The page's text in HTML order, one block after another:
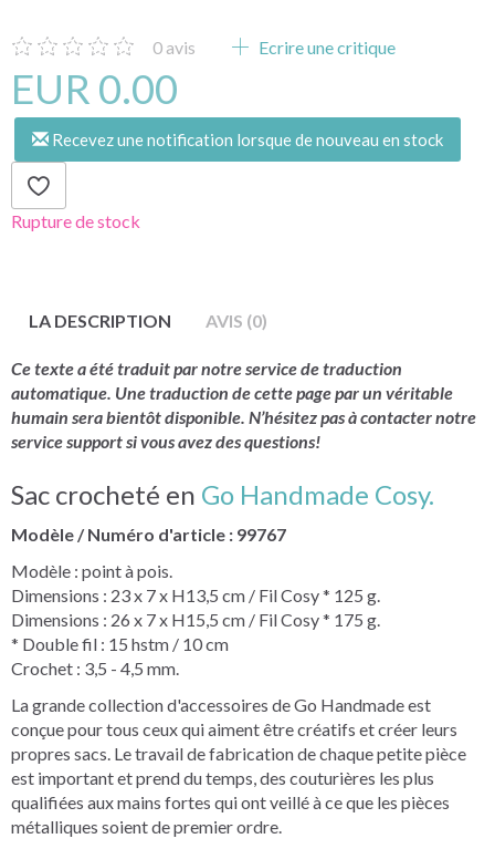
0 avis Ecrire une critique
EUR 0.00
Recevez une notification lorsque de nouveau en stock
Rupture de stock
LA DESCRIPTION AVIS (0)
Ce texte a été traduit par notre service de traduction
automatique. Une traduction de cette page par un véritable
humain sera bientôt disponible. N’hésitez pas à contacter notre
service support si vous avez des questions!
Sac crocheté en Go Handmade Cosy.
Modèle / Numéro d'article : 99767
Modèle : point à pois.
Dimensions : 23 x 7 x H13,5 cm / Fil Cosy * 125 g.
Dimensions : 26 x 7 x H15,5 cm / Fil Cosy * 175 g.
* Double fil : 15 hstm / 10 cm
Crochet : 3,5 - 4,5 mm.
La grande collection d'accessoires de Go Handmade est
conçue pour tous ceux qui aiment être créatifs et créer leurs
propres sacs. Le travail de fabrication de chaque petite pièce
est important et prend du temps, des couturières les plus
qualifiées aux mains fortes qui ont veillé à ce que les pièces
métalliques soient de premier ordre.